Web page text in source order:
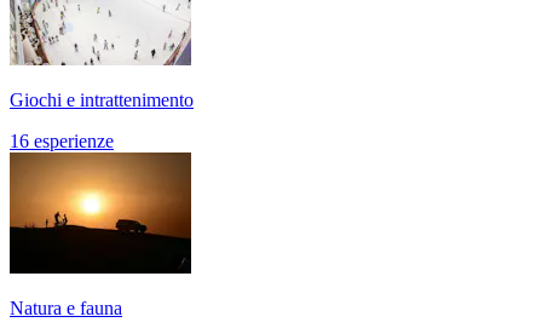
Giochi e intrattenimento
16 esperienze
Natura e fauna